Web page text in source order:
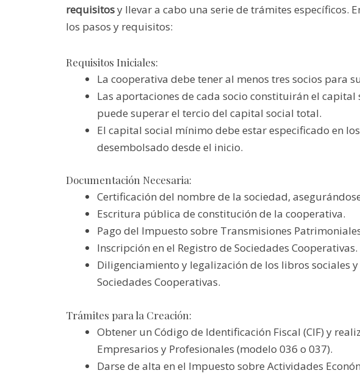
requisitosy llevar a cabo una serie de trámites específicos.
los pasos y requisitos:
Requisitos Iniciales:
La cooperativa debe tener al menos tres socios para
Las aportaciones de cada socio constituirán el
puede superar el tercio del capital social total.
El capital social mínimo debe estar especificado en
desembolsado desde el inicio.
Documentación Necesaria:
Certificación del nombre de la sociedad,
Escritura pública de constitución de la cooperativa.
Pago del Impuesto sobre Transmisiones
Inscripción en el Registro de Sociedades Cooperativas.
Diligenciamiento y legalización de los libros sociales
Sociedades Cooperativas.
Trámites para la Creación:
Obtener un Código de Identificación Fiscal (CIF) y
Empresarios y Profesionales (modelo 036 o 037).
Darse de alta en el Impuesto sobre Actividades